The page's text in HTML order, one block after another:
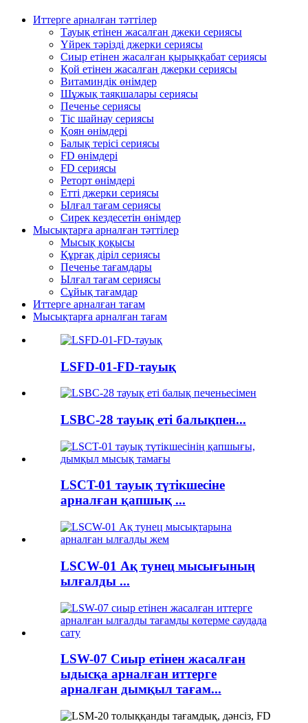
Иттерге арналған тәттілер
Тауық етінен жасалған джеки сериясы
Үйрек тәрізді джерки сериясы
Сиыр етінен жасалған қырыққабат сериясы
Қой етінен жасалған джерки сериясы
Витаминдік өнімдер
Шұжық таяқшалары сериясы
Печенье сериясы
Тіс шайнау сериясы
Қоян өнімдері
Балық терісі сериясы
FD өнімдері
FD сериясы
Реторт өнімдері
Етті джерки сериясы
Ылғал тағам сериясы
Сирек кездесетін өнімдер
Мысықтарға арналған тәттілер
Мысық қоқысы
Құрғақ діріл сериясы
Печенье тағамдары
Ылғал тағам сериясы
Сұйық тағамдар
Иттерге арналған тағам
Мысықтарға арналған тағам
LSFD-01-FD-тауық
LSBC-28 тауық еті балықпен...
LSCT-01 тауық түтікшесіне
арналған қапшық ...
LSCW-01 Ақ тунец мысығының
ылғалды ...
LSW-07 Сиыр етінен жасалған
ыдысқа арналған иттерге
арналған дымқыл тағам...